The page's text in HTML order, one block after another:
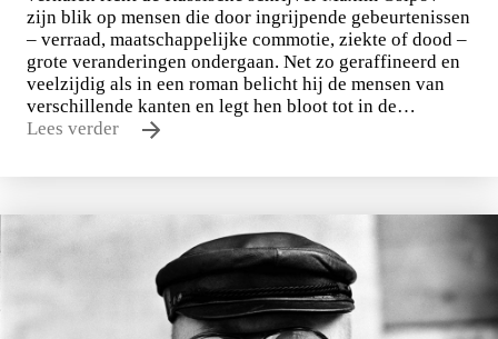
zijn blik op mensen die door ingrijpende gebeurtenissen
– verraad, maatschappelijke commotie, ziekte of dood –
grote veranderingen ondergaan. Net zo geraffineerd en
veelzijdig als in een roman belicht hij de mensen van
verschillende kanten en legt hen bloot tot in de…
Lees verder